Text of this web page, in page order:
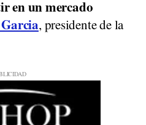
en un mercado
, presidente de la